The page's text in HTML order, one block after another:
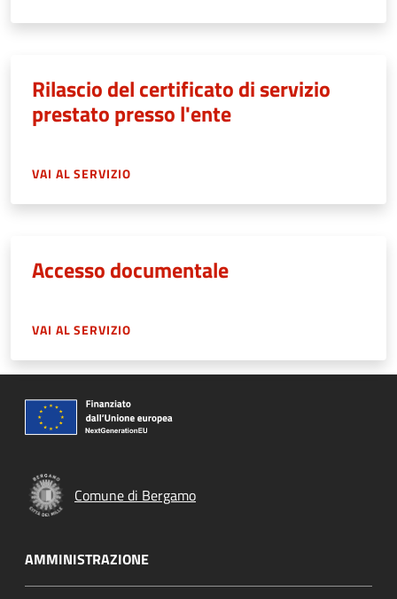
Rilascio del certificato di servizio
prestato presso l'ente
VAI AL SERVIZIO
Accesso documentale
VAI AL SERVIZIO
Comune di Bergamo
AMMINISTRAZIONE